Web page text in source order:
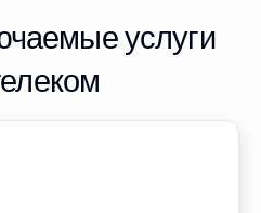
услуги